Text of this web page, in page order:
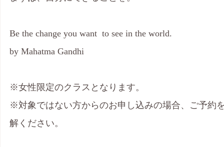
Be the change you want  to see in the world.
by Mahatma Gandhi
※女性限定のクラスとなります。
※対象ではない方からのお申し込みの場合、ご予約
解ください。